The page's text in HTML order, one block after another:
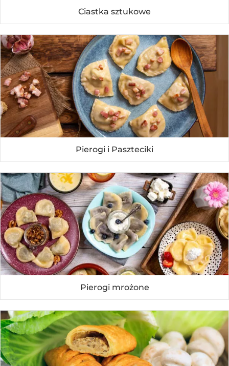
Ciastka sztukowe
Pierogi i Paszteciki
Pierogi mrożone